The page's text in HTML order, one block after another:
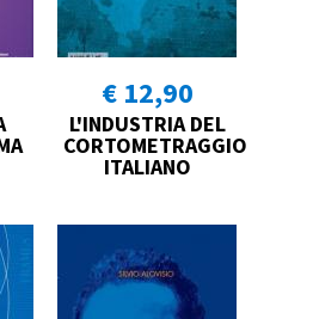
€ 12,90
L'INDUSTRIA DEL
CORTOMETRAGGIO
ITALIANO